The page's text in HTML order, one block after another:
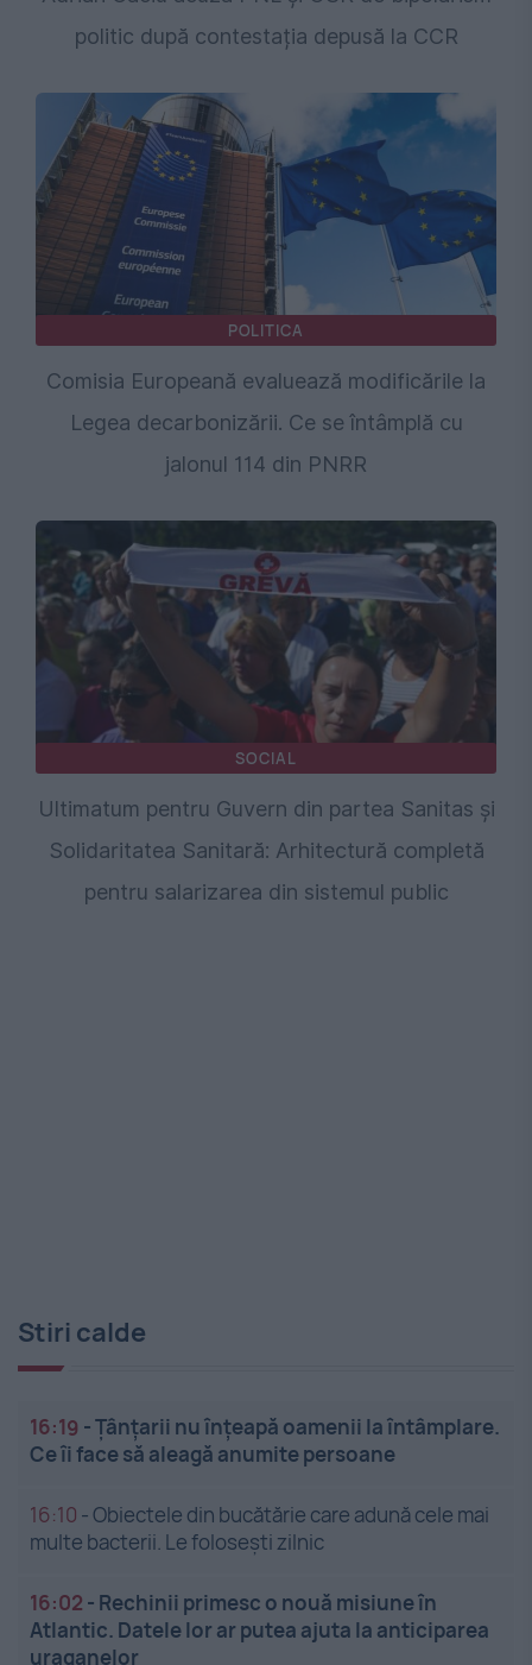
politic după contestația depusă la CCR
POLITICA
Comisia Europeană evaluează modificările la
Legea decarbonizării. Ce se întâmplă cu
jalonul 114 din PNRR
SOCIAL
Ultimatum pentru Guvern din partea Sanitas și
Solidaritatea Sanitară: Arhitectură completă
pentru salarizarea din sistemul public
Stiri calde
16:19 -Țânțarii nu înțeapă oamenii la întâmplare.
Ce îi face să aleagă anumite persoane
16:10 -Obiectele din bucătărie care adună cele mai
multe bacterii. Le folosești zilnic
16:02 - Rechinii primesc o nouă misiune în
Atlantic. Datele lor ar putea ajuta la anticiparea
uraganelor